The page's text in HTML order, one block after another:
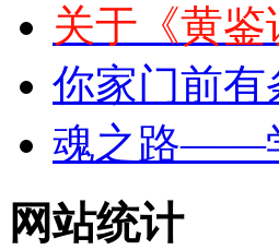
关于《黄
你家门前
魂之路——
网站统计